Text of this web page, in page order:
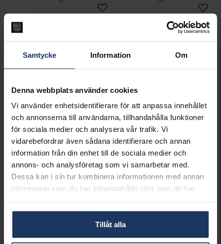
Samtycke Information Om
Denna webbplats använder cookies
Vi använder enhetsidentifierare för att anpassa innehållet
och annonserna till användarna, tillhandahålla funktioner
för sociala medier och analysera vår trafik. Vi
vidarebefordrar även sådana identifierare och annan
information från din enhet till de sociala medier och
annons- och analysföretag som vi samarbetar med.
Dessa kan i sin tur kombinera informationen med annan
information som du har tillhandahållit eller som de har
Tillåt alla
Bordsgaffel NS Chippendale
Matsked NS Chippendale
AB GENSE
Matgaffel NS Chippendale
AB GENSE
1 099:-
Matkniv NS Chippendale
AB GENSE
1 099:-